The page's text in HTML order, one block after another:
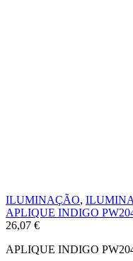
ILUMINAÇÃO,
APLIQUE INDIGO
26,07 €
APLIQUE INDIGO